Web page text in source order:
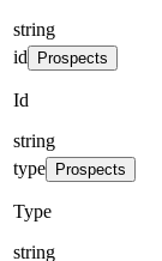
string
id
Prospects
Id
string
type
Prospects
Type
string